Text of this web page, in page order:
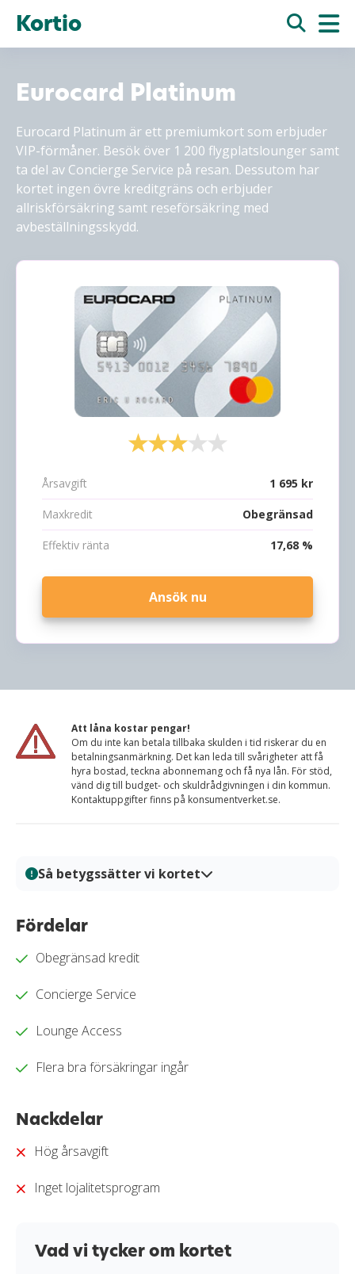
Kortio
Årsavgift 1 695 kr
Maxkredit Obegränsad
Effektiv ränta 17,68 %
Ansök nu
Eurocard Platinum
Eurocard Platinum är ett premiumkort som erbjuder
VIP-förmåner. Besök över 1 200 flygplatslounger samt
ta del av Concierge Service på resan. Dessutom har
kortet ingen övre kreditgräns och erbjuder
allriskförsäkring samt reseförsäkring med
avbeställningsskydd.
Att låna kostar pengar!
Om du inte kan betala tillbaka skulden i tid riskerar du en
betalningsanmärkning. Det kan leda till svårigheter att få
hyra bostad, teckna abonnemang och få nya lån. För stöd,
vänd dig till budget- och skuldrådgivningen i din kommun.
Kontaktuppgifter finns på konsumentverket.se.
Så betygssätter vi kortet
en systematisk och transparent granskningsprocess.
så att du enkelt kan jämföra fördelar, kostnader och
information, praktiska tester och redaktionell analys.
beslutsunderlag för när du ska välja kreditkort.
Läs mer om hur vi bedömer och betygssätter
Fördelar
Obegränsad kredit
Concierge Service
Lounge Access
Flera bra försäkringar ingår
Nackdelar
Hög årsavgift
Inget lojalitetsprogram
Vad vi tycker om kortet